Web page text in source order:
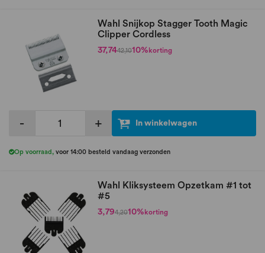
Wahl Snijkop Stagger Tooth Magic
Clipper Cordless
37,7442,1010% korting
- + In winkelwagen
Op voorraad , voor 14:00 besteld vandaag verzonden
Wahl Kliksysteem Opzetkam #1 tot
#5
3,794,2010% korting